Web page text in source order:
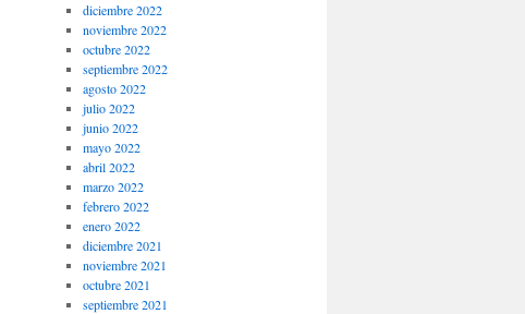
diciembre 2022
noviembre 2022
octubre 2022
septiembre 2022
agosto 2022
julio 2022
junio 2022
mayo 2022
abril 2022
marzo 2022
febrero 2022
enero 2022
diciembre 2021
noviembre 2021
octubre 2021
septiembre 2021